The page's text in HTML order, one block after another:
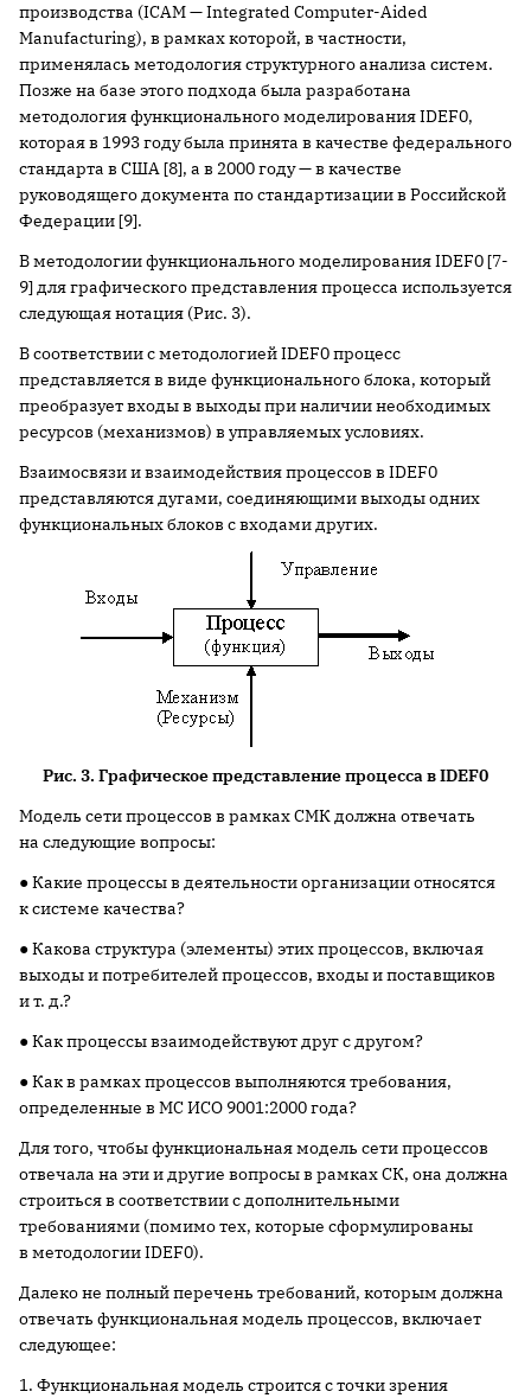
производства (ICAM — Integrated Computer-Aided
Manufacturing), в рамках которой, в частности,
применялась методология структурного анализа систем.
Позже на базе этого подхода была разработана
методология функционального моделирования IDEF0,
которая в 1993 году была принята в качестве федерального
стандарта в США [8], а в 2000 году — в качестве
руководящего документа по стандартизации в Российской
Федерации [9].
В методологии функционального моделирования IDEF0 [7-
9] для графического представления процесса используется
следующая нотация (Рис. 3).
В соответствии с методологией IDEF0 процесс
представляется в виде функционального блока, который
преобразует входы в выходы при наличии необходимых
ресурсов (механизмов) в управляемых условиях.
Взаимосвязи и взаимодействия процессов в IDEF0
представляются дугами, соединяющими выходы одних
функциональных блоков с входами других.
Рис. 3. Графическое представление процесса в IDEF0
Модель сети процессов в рамках СМК должна отвечать
на следующие вопросы:
● Какие процессы в деятельности организации относятся
к системе качества?
● Какова структура (элементы) этих процессов, включая
выходы и потребителей процессов, входы и поставщиков
и т. д.?
● Как процессы взаимодействуют друг с другом?
● Как в рамках процессов выполняются требования,
определенные в МС ИСО 9001:2000 года?
Для того, чтобы функциональная модель сети процессов
отвечала на эти и другие вопросы в рамках СК, она должна
строиться в соответствии с дополнительными
требованиями (помимо тех, которые сформулированы
в методологии IDEF0).
Далеко не полный перечень требований, которым должна
отвечать функциональная модель процессов, включает
следующее:
1. Функциональная модель строится с точки зрения